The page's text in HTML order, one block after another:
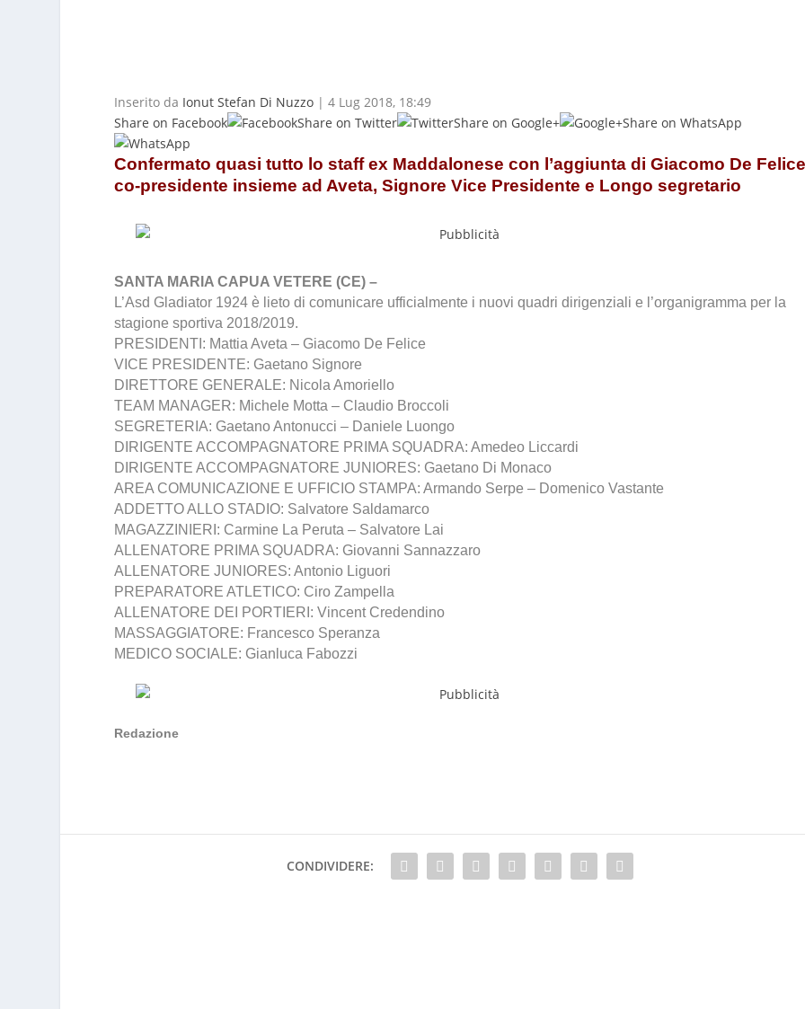
Inserito da Ionut Stefan Di Nuzzo |4 Lug 2018, 18:49
Share on Facebook
Share on Twitter Share on Google+ Share on WhatsApp
Confermato quasi tutto lo staff ex Maddalonese con l’aggiunta di Giacomo De
co-presidente insieme ad Aveta, Signore Vice Presidente e Longo segretario
SANTA MARIA CAPUA VETERE (CE) –
L’Asd Gladiator 1924 è lieto di comunicare ufficialmente i nuovi quadri dirigenziali e l’organigramma per la
stagione sportiva 2018/2019.
PRESIDENTI: Mattia Aveta – Giacomo De Felice
VICE PRESIDENTE: Gaetano Signore
DIRETTORE GENERALE: Nicola Amoriello
TEAM MANAGER: Michele Motta – Claudio Broccoli
SEGRETERIA: Gaetano Antonucci – Daniele Luongo
DIRIGENTE ACCOMPAGNATORE PRIMA SQUADRA: Amedeo Liccardi
DIRIGENTE ACCOMPAGNATORE JUNIORES: Gaetano Di Monaco
AREA COMUNICAZIONE E UFFICIO STAMPA: Armando Serpe – Domenico Vastante
ADDETTO ALLO STADIO: Salvatore Saldamarco
MAGAZZINIERI: Carmine La Peruta – Salvatore Lai
ALLENATORE PRIMA SQUADRA: Giovanni Sannazzaro
ALLENATORE JUNIORES: Antonio Liguori
PREPARATORE ATLETICO: Ciro Zampella
ALLENATORE DEI PORTIERI: Vincent Credendino
MASSAGGIATORE: Francesco Speranza
MEDICO SOCIALE: Gianluca Fabozzi
Redazione
CONDIVIDERE: